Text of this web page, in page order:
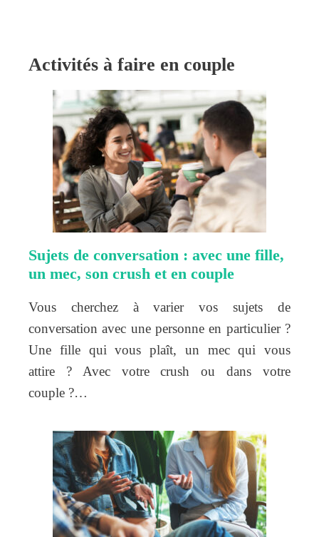
Activités à faire en couple
Sujets de conversation : avec une fille,
un mec, son crush et en couple
Vous cherchez à varier vos sujets de
conversation avec une personne en particulier ?
Une fille qui vous plaît, un mec qui vous
attire ? Avec votre crush ou dans votre
couple ?…